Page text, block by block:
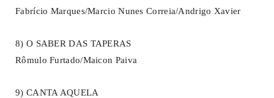
Fabrício Marques/Marcio Nunes Correia/Andrigo Xavier
8) O SABER DAS TAPERAS
Rômulo Furtado/Maicon Paiva
9) CANTA AQUELA